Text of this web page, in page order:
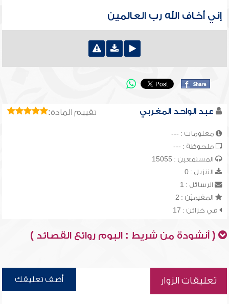
إني أخاف الله رب العالمين
تقييم المادة: عبد الواحد المغربي
معلومات : ---
ملحوظة : ---
المستمعين : 15055
التنزيل : 0
الرسائل : 1
المقيميّن : 2
في خزائن : 17
( أنشودة من شريط : البوم روائع القصائد )
تعليقات الزوار أضف تعليقك